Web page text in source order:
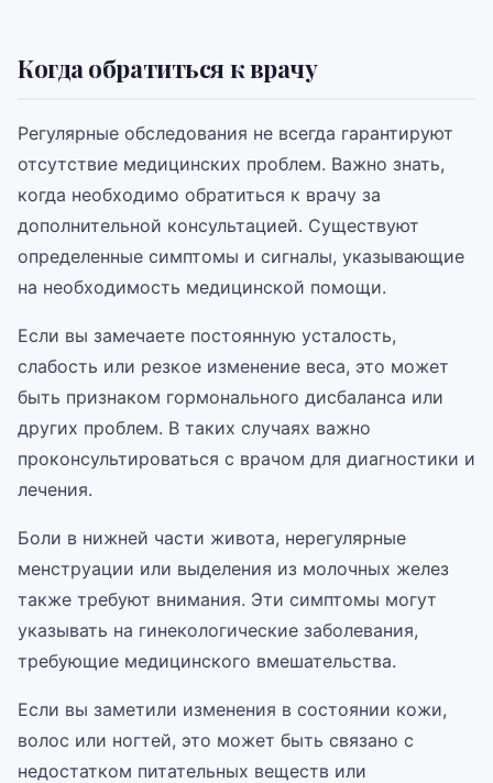
Когда обратиться к врачу
Регулярные обследования не всегда гарантируют
отсутствие медицинских проблем. Важно знать,
когда необходимо обратиться к врачу за
дополнительной консультацией. Существуют
определенные симптомы и сигналы, указывающие
на необходимость медицинской помощи.
Если вы замечаете постоянную усталость,
слабость или резкое изменение веса, это может
быть признаком гормонального дисбаланса или
других проблем. В таких случаях важно
проконсультироваться с врачом для диагностики и
лечения.
Боли в нижней части живота, нерегулярные
менструации или выделения из молочных желез
также требуют внимания. Эти симптомы могут
указывать на гинекологические заболевания,
требующие медицинского вмешательства.
Если вы заметили изменения в состоянии кожи,
волос или ногтей, это может быть связано с
недостатком питательных веществ или